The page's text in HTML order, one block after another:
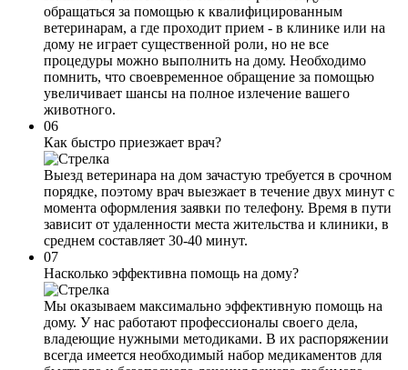
обращаться за помощью к квалифицированным
ветеринарам, а где проходит прием - в клинике или на
дому не играет существенной роли, но не все
процедуры можно выполнить на дому. Необходимо
помнить, что своевременное обращение за помощью
увеличивает шансы на полное излечение вашего
животного.
06
Как быстро приезжает врач?
Выезд ветеринара на дом зачастую требуется в срочном
порядке, поэтому врач выезжает в течение двух минут с
момента оформления заявки по телефону. Время в пути
зависит от удаленности места жительства и клиники, в
среднем составляет 30-40 минут.
07
Насколько эффективна помощь на дому?
Мы оказываем максимально эффективную помощь на
дому. У нас работают профессионалы своего дела,
владеющие нужными методиками. В их распоряжении
всегда имеется необходимый набор медикаментов для